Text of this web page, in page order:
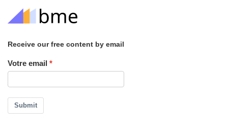
Receive our free content by email
Votre email
Submit